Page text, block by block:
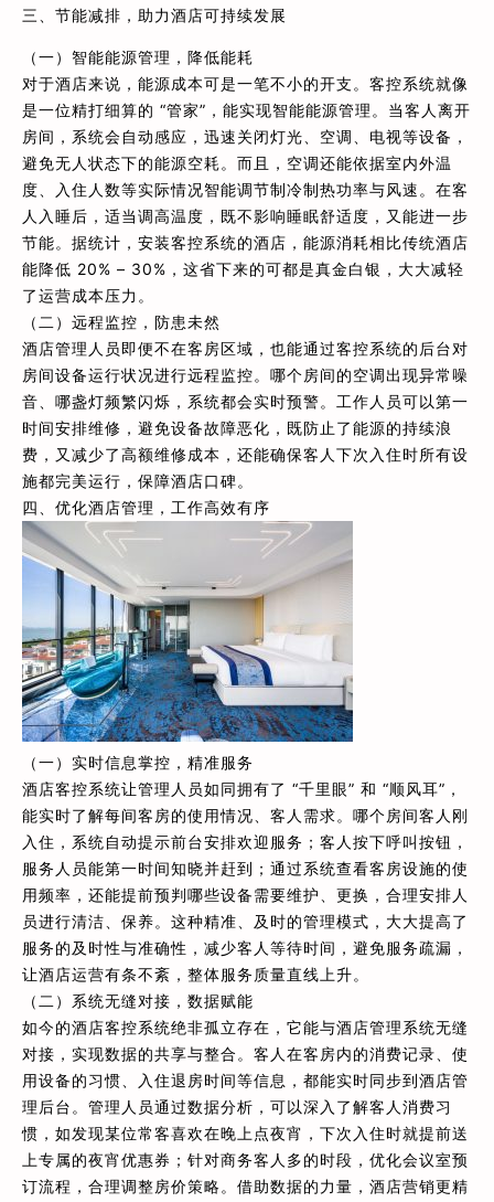
三、节能减排，助力酒店可持续发展
（一）智能能源管理，降低能耗
对于酒店来说，能源成本可是一笔不小的开支。客控系统就像
是一位精打细算的 “管家”，能实现智能能源管理。当客人离开
房间，系统会自动感应，迅速关闭灯光、空调、电视等设备，
避免无人状态下的能源空耗。而且，空调还能依据室内外温
度、入住人数等实际情况智能调节制冷制热功率与风速。在客
人入睡后，适当调高温度，既不影响睡眠舒适度，又能进一步
节能。据统计，安装客控系统的酒店，能源消耗相比传统酒店
能降低 20% – 30%，这省下来的可都是真金白银，大大减轻
了运营成本压力。
（二）远程监控，防患未然
酒店管理人员即便不在客房区域，也能通过客控系统的后台对
房间设备运行状况进行远程监控。哪个房间的空调出现异常噪
音、哪盏灯频繁闪烁，系统都会实时预警。工作人员可以第一
时间安排维修，避免设备故障恶化，既防止了能源的持续浪
费，又减少了高额维修成本，还能确保客人下次入住时所有设
施都完美运行，保障酒店口碑。
四、优化酒店管理，工作高效有序
（一）实时信息掌控，精准服务
酒店客控系统让管理人员如同拥有了 “千里眼” 和 “顺风耳”，
能实时了解每间客房的使用情况、客人需求。哪个房间客人刚
入住，系统自动提示前台安排欢迎服务；客人按下呼叫按钮，
服务人员能第一时间知晓并赶到；通过系统查看客房设施的使
用频率，还能提前预判哪些设备需要维护、更换，合理安排人
员进行清洁、保养。这种精准、及时的管理模式，大大提高了
服务的及时性与准确性，减少客人等待时间，避免服务疏漏，
让酒店运营有条不紊，整体服务质量直线上升。
（二）系统无缝对接，数据赋能
如今的酒店客控系统绝非孤立存在，它能与酒店管理系统无缝
对接，实现数据的共享与整合。客人在客房内的消费记录、使
用设备的习惯、入住退房时间等信息，都能实时同步到酒店管
理后台。管理人员通过数据分析，可以深入了解客人消费习
惯，如发现某位常客喜欢在晚上点夜宵，下次入住时就提前送
上专属的夜宵优惠券；针对商务客人多的时段，优化会议室预
订流程，合理调整房价策略。借助数据的力量，酒店营销更精